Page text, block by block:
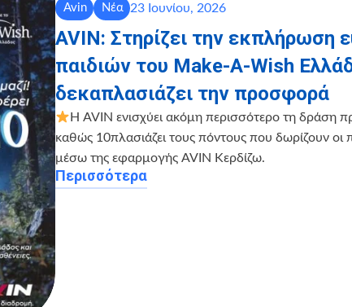
Avin Νέα 23 Ιουνίου, 2026
AVIN: Στηρίζει την εκπλήρωση
παιδιών του Make-A-Wish
δεκαπλασιάζει την προσφορά
Η AVIN ενισχύει ακόμη περισσότερο τη δράση
καθώς 10πλασιάζει τους πόντους που δωρίζουν οι
μέσω της εφαρμογής AVIN Κερδίζω.
Περισσότερα